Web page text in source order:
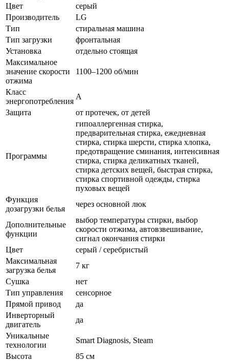
Цвет
серый
Производитель
LG
Тип
стиральная машина
Тип загрузки
фронтальная
Установка
отдельно стоящая
Максимальное
значение скорости
отжима
1100–1200 об/мин
Класс
энергопотребления
A
Защита
от протечек, от детей
Программы
гипоаллергенная стирка,
предварительная стирка, ежедневная
стирка, стирка шерсти, стирка хлопка,
предотвращение сминания, интенсивная
стирка, стирка деликатных тканей,
стирка детских вещей, быстрая стирка,
стирка спортивной одежды, стирка
пуховых вещей
Функция
дозагрузки белья
через основной люк
Дополнительные
функции
выбор температуры стирки, выбор
скорости отжима, автовзвешивание,
сигнал окончания стирки
Цвет
серый / серебристый
Максимальная
загрузка белья
7 кг
Сушка
нет
Тип управления
сенсорное
Прямой привод
да
Инверторный
двигатель
да
Уникальные
технологии
Smart Diagnosis, Steam
Высота
85 см